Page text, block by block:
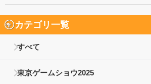
カテゴリ一覧
すべて
東京ゲームショウ2025